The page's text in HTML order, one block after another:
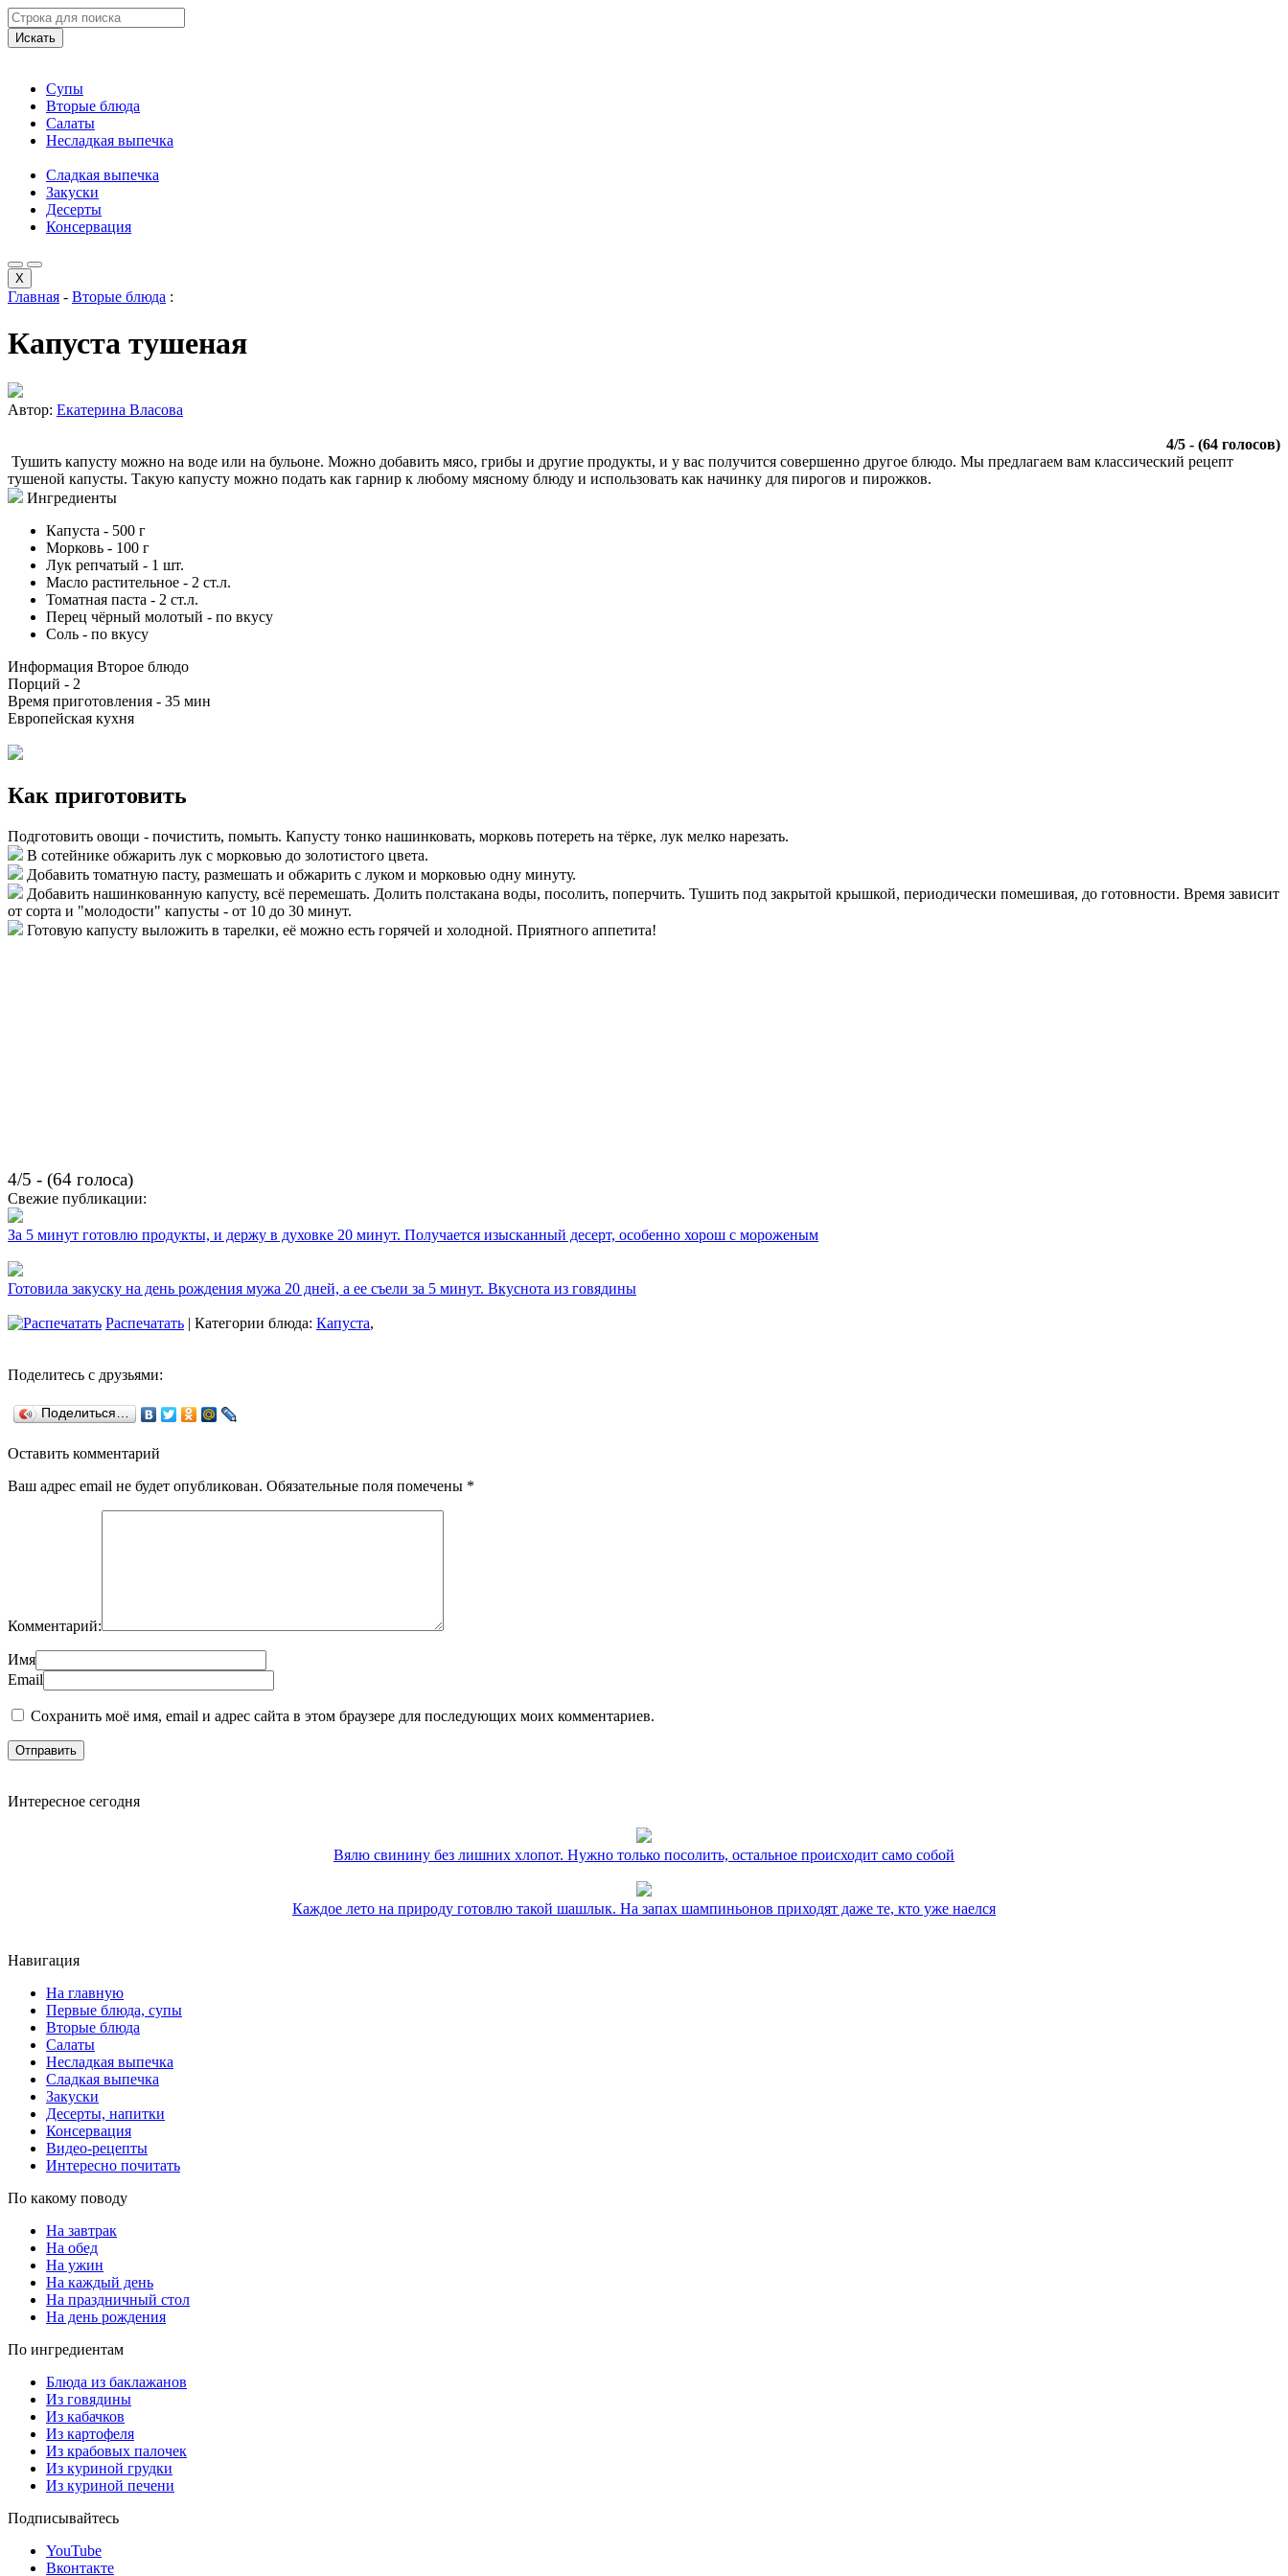
Искать
Супы
Вторые блюда
Салаты
Несладкая выпечка
Сладкая выпечка
Закуски
Десерты
Консервация
X
Главная - Вторые блюда :
Капуста тушеная
Автор: Екатерина Власова
4/5 - (64 голосов)
Тушить капусту можно на воде или на бульоне. Можно добавить мясо, грибы и другие продукты, и у вас получится совершенно другое блюдо. Мы предлагаем вам классический рецепт
тушеной капусты. Такую капусту можно подать как гарнир к любому мясному блюду и использовать как начинку для пирогов и пирожков.
Ингредиенты
Капуста - 500 г
Морковь - 100 г
Лук репчатый - 1 шт.
Масло растительное - 2 ст.л.
Томатная паста - 2 ст.л.
Перец чёрный молотый - по вкусу
Соль - по вкусу
Информация Второе блюдо
Порций - 2
Время приготовления - 35 мин
Европейская кухня
Как приготовить
Подготовить овощи - почистить, помыть. Капусту тонко нашинковать, морковь потереть на тёрке, лук мелко нарезать.
В сотейнике обжарить лук с морковью до золотистого цвета.
Добавить томатную пасту, размешать и обжарить с луком и морковью одну минуту.
Добавить нашинкованную капусту, всё перемешать. Долить полстакана воды, посолить, поперчить. Тушить под закрытой крышкой, периодически помешивая, до готовности. Время зависит
от сорта и "молодости" капусты - от 10 до 30 минут.
Готовую капусту выложить в тарелки, её можно есть горячей и холодной. Приятного аппетита!
4/5 - (64 голоса)
Свежие публикации:
За 5 минут готовлю продукты, и держу в духовке 20 минут. Получается изысканный десерт, особенно хорош с мороженым
Готовила закуску на день рождения мужа 20 дней, а ее съели за 5 минут. Вкуснота из говядины
Распечатать | Категории блюда: Капуста,
Поделитесь с друзьями:
Поделиться…
Оставить комментарий
Ваш адрес email не будет опубликован. Обязательные поля помечены *
Комментарий:
Имя
Email
Сохранить моё имя, email и адрес сайта в этом браузере для последующих моих комментариев.
Интересное сегодня
Вялю свинину без лишних хлопот. Нужно только посолить, остальное происходит само собой
Каждое лето на природу готовлю такой шашлык. На запах шампиньонов приходят даже те, кто уже наелся
Навигация
На главную
Первые блюда, супы
Вторые блюда
Салаты
Несладкая выпечка
Сладкая выпечка
Закуски
Десерты, напитки
Консервация
Видео-рецепты
Интересно почитать
По какому поводу
На завтрак
На обед
На ужин
На каждый день
На праздничный стол
На день рождения
По ингредиентам
Блюда из баклажанов
Из говядины
Из кабачков
Из картофеля
Из крабовых палочек
Из куриной грудки
Из куриной печени
Подписывайтесь
YouTube
Вконтакте